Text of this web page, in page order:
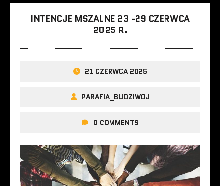
INTENCJE MSZALNE 23 -29 CZERWCA
2025 R.
21 CZERWCA 2025
PARAFIA_BUDZIWOJ
0 COMMENTS